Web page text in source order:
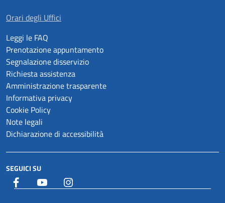
Orari degli Uffici
Leggi le FAQ
Prenotazione appuntamento
Segnalazione disservizio
Richiesta assistenza
Amministrazione trasparente
Informativa privacy
Cookie Policy
Note legali
Dichiarazione di accessibilità
SEGUICI SU
Facebook YouTube